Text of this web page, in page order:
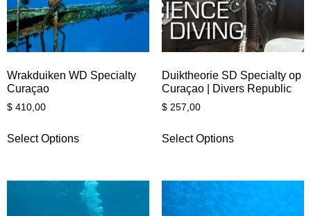
Wrakduiken WD Specialty
Curaçao
$ 410,00
Select Options
Duiktheorie SD Specialty op
Curaçao | Divers Republic
$257,00
Select Options